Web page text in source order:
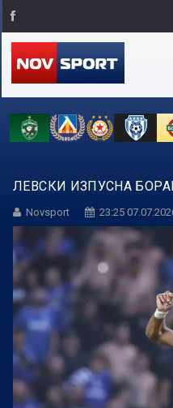
ЛЕВСКИ ИЗПУСНА
Novsport 23:25